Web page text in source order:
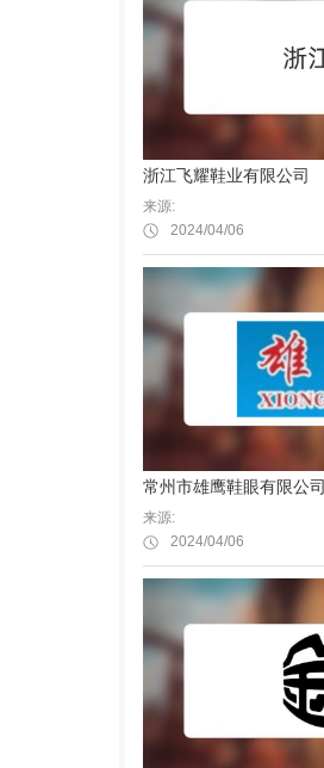
浙江飞耀鞋业有限公司
来源:
2024/04/06
常州市雄鹰鞋眼有限公司
来源:
2024/04/06